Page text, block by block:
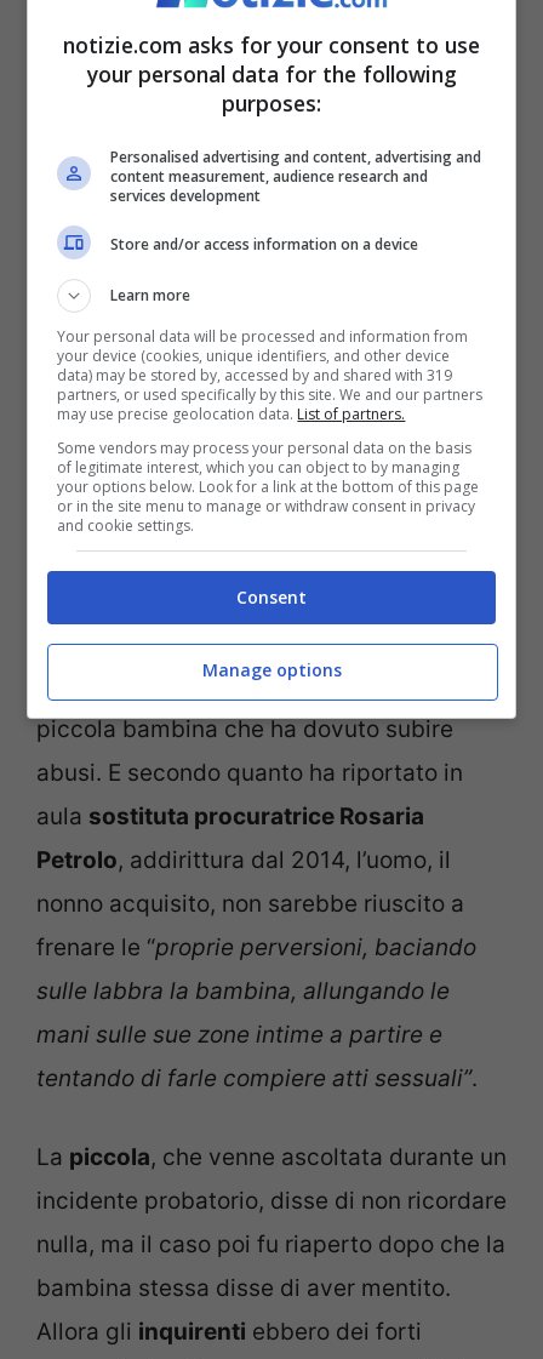
Secondo l’accusa l’uomo
non sarebbe riuscito a
frenarsi
Una storia raccapricciante, con una
piccola bambina che ha dovuto subire
abusi. E secondo quanto ha riportato in
aula sostituta procuratrice Rosaria
Petrolo, addirittura dal 2014, l’uomo, il
nonno acquisito, non sarebbe riuscito a
frenare le “proprie perversioni, baciando
sulle labbra la bambina, allungando le
mani sulle sue zone intime a partire e
tentando di farle compiere atti sessuali”.
La piccola, che venne ascoltata durante un
incidente probatorio, disse di non ricordare
nulla, ma il caso poi fu riaperto dopo che la
bambina stessa disse di aver mentito.
Allora gli inquirenti ebbero dei forti
notizie.com asks for your consent to use
your personal data for the following
purposes:
Personalised advertising and content, advertising and
content measurement, audience research and
services development
Store and/or access information on a device
Learn more
Your personal data will be processed and information from
your device (cookies, unique identifiers, and other device
data) may be stored by, accessed by and shared with 319
partners, or used specifically by this site. We and our partners
may use precise geolocation data. List of partners.
Some vendors may process your personal data on the basis
of legitimate interest, which you can object to by managing
your options below. Look for a link at the bottom of this page
or in the site menu to manage or withdraw consent in privacy
and cookie settings.
Consent
Manage options